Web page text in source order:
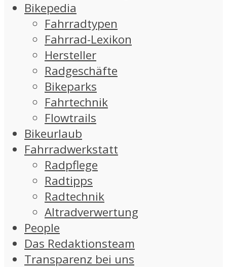
Bikepedia
Fahrradtypen
Fahrrad-Lexikon
Hersteller
Radgeschäfte
Bikeparks
Fahrtechnik
Flowtrails
Bikeurlaub
Fahrradwerkstatt
Radpflege
Radtipps
Radtechnik
Altradverwertung
People
Das Redaktionsteam
Transparenz bei uns